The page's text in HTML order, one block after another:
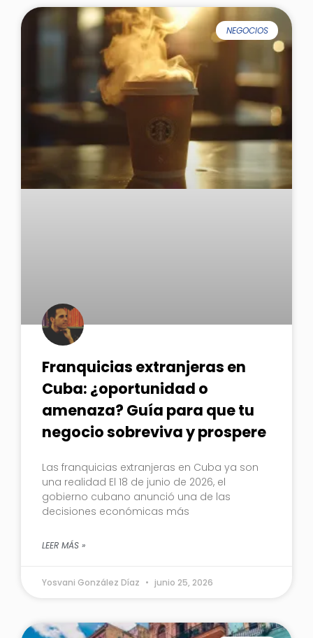
NEGOCIOS
Franquicias extranjeras en
Cuba: ¿oportunidad o
amenaza? Guía para que tu
negocio sobreviva y prospere
Las franquicias extranjeras en Cuba ya son
una realidad El 18 de junio de 2026, el
gobierno cubano anunció una de las
decisiones económicas más
LEER MÁS »
Yosvani González Díaz junio 25, 2026